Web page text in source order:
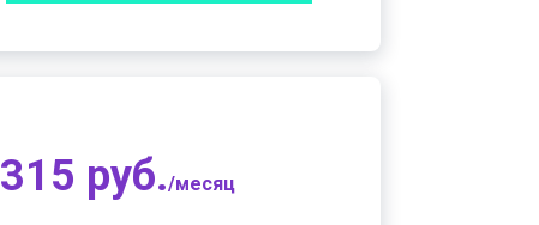
315 руб./месяц